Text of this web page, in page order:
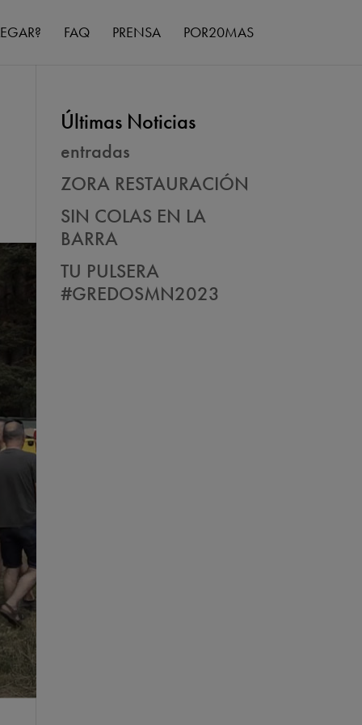
FAQ PRENSA POR20MAS
Últimas Noticias
entradas
ZORA RESTAURACIÓN
SIN COLAS EN LA
BARRA
TU PULSERA
#GREDOSMN2023